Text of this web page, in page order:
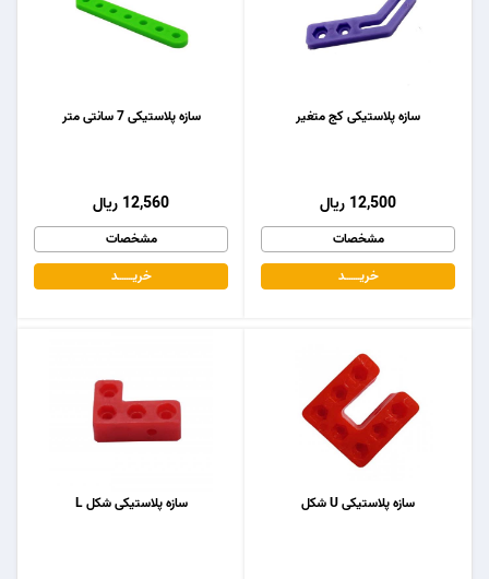
سازه پلاستیکی 7 سانتی متر
12,560 ریال
مشخصات
خریـــــــد
سازه پلاستیکی کج متغیر
12,500 ریال
مشخصات
خریـــــــد
سازه پلاستیکی شکل L سازه پلاستیکی U شکل